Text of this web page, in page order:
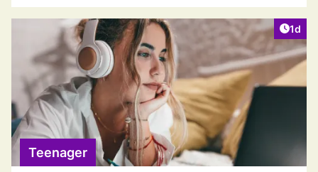
1d
Teenager